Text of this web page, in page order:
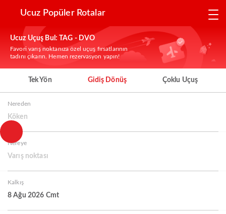
Ucuz Popüler Rotalar
Ucuz Uçuş Bul: TAG - DVO
Favori varış noktanıza özel uçuş fırsatlarının
tadını çıkarın. Hemen rezervasyon yapın!
Tek Yön Gidiş Dönüş Çoklu Uçuş
Nereden
Köken
Nereye
Varış noktası
Kalkış
8 Ağu 2026 Cmt